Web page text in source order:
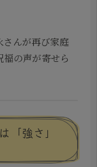
さんが再び家庭
の声が寄せら
強さ」